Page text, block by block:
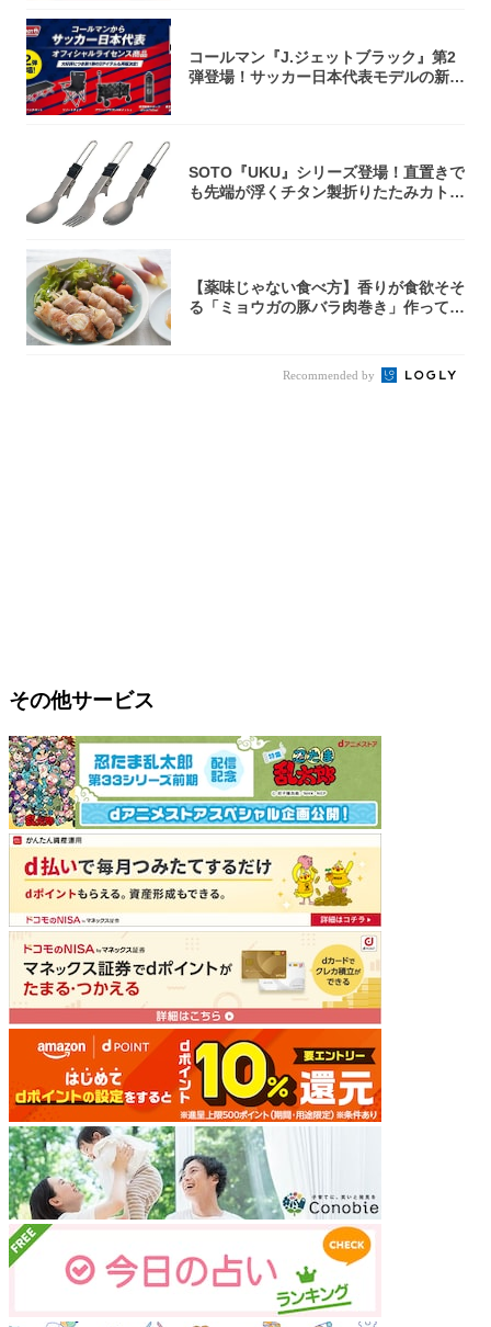
コールマン『J.ジェットブラック』第2
弾登場！サッカー日本代表モデルの新作
SOTO『UKU』シリーズ登場！直置きで
も先端が浮くチタン製折りたたみカトラ
【薬味じゃない食べ方】香りが食欲そそ
る「ミョウガの豚バラ肉巻き」作ってみ
Recommended by
その他サービス